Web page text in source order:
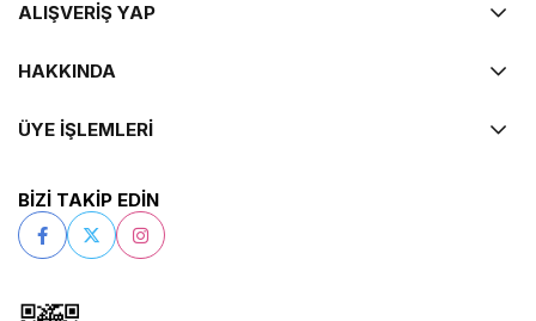
ALIŞVERİŞ YAP
HAKKINDA
ÜYE İŞLEMLERİ
BİZİ TAKİP EDİN